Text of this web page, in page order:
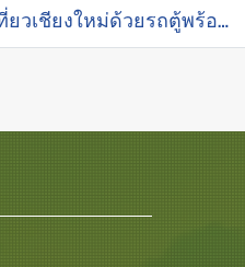
เที่ยวเชียงใหม่ด้วยรถตู้พร้อมคนขับ "เชียงราย 2 วัน 1 คืน"